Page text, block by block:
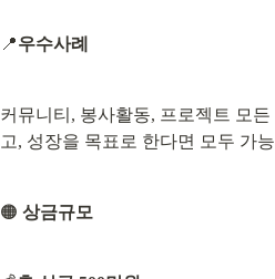
📍우수사례
커뮤니티, 봉사활동, 프로젝트 모든
고, 성장을 목표로 한다면 모두 가능
🟠 상금규모